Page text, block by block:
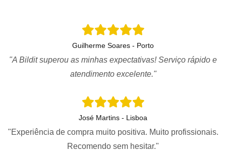
Guilherme Soares - Porto
"A Bildit superou as minhas expectativas! Serviço rápido e
atendimento excelente."
José Martins - Lisboa
"Experiência de compra muito positiva. Muito profissionais.
Recomendo sem hesitar."